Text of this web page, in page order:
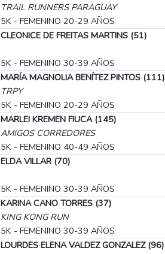
TRAIL RUNNERS PARAGUAY
5K - FEMENINO 20-29 AÑOS
CLEONICE DE FREITAS MARTINS (51)
5K - FEMENINO 30-39 AÑOS
MARÍA MAGNOLIA BENÍTEZ PINTOS (111)
TRPY
5K - FEMENINO 20-29 AÑOS
MARLEI KREMEN FIUCA (145)
AMIGOS CORREDORES
5K - FEMENINO 40-49 AÑOS
ELDA VILLAR (70)
5K - FEMENINO 30-39 AÑOS
KARINA CANO TORRES (37)
KING KONG RUN
5K - FEMENINO 30-39 AÑOS
LOURDES ELENA VALDEZ GONZALEZ (96)